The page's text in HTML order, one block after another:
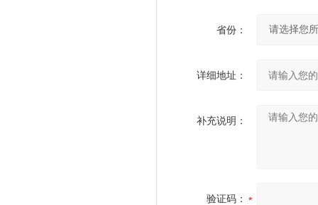
省份：
详细地址：
补充说明：
验证码：